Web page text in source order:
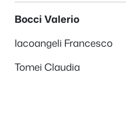
Bocci Valerio
Iacoangeli Francesco
Tomei Claudia